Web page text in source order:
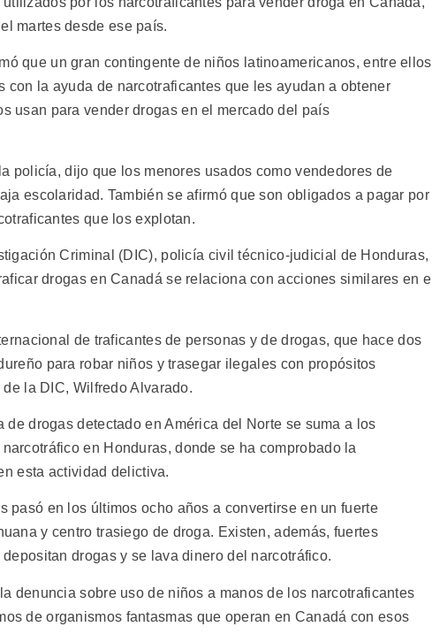
martes desde ese país.
que un gran contingente de niños latinoamericanos, entre ellos
con la ayuda de narcotraficantes que les ayudan a obtener
usan para vender drogas en el mercado del país
policía, dijo que los menores usados como vendedores de
escolaridad. También se afirmó que son obligados a pagar por
que los explotan.
Criminal (DIC), policía civil técnico-judicial de Honduras,
drogas en Canadá se relaciona con acciones similares en el
de traficantes de personas y de drogas, que hace dos
para robar niños y trasegar ilegales con propósitos
la DIC, Wilfredo Alvarado.
drogas detectado en América del Norte se suma a los
en Honduras, donde se ha comprobado la
esta actividad delictiva.
pasó en los últimos ocho años a convertirse en un fuerte
y centro trasiego de droga. Existen, además, fuertes
drogas y se lava dinero del narcotráfico.
denuncia sobre uso de niños a manos de los narcotraficantes
de organismos fantasmas que operan en Canadá con esos